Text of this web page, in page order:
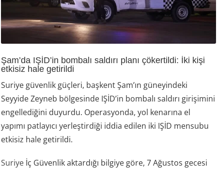
Şam’da IŞİD’in bombalı saldırı planı çökertildi: İki kişi
etkisiz hale getirildi
Suriye güvenlik güçleri, başkent Şam’ın güneyindeki
Seyyide Zeyneb bölgesinde IŞİD’in bombalı saldırı girişimini
engellediğini duyurdu. Operasyonda, yol kenarına el
yapımı patlayıcı yerleştirdiği iddia edilen iki IŞİD mensubu
etkisiz hale getirildi.
Suriye İç Güvenlik aktardığı bilgiye göre, 7 Ağustos gecesi